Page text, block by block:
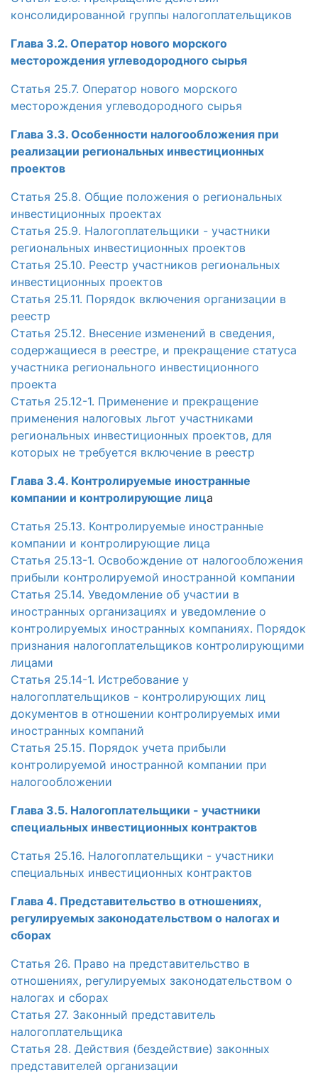
консолидированной группы налогоплательщиков
Глава 3.2. Оператор нового морского
месторождения углеводородного сырья
Статья 25.7. Оператор нового морского
месторождения углеводородного сырья
Глава 3.3. Особенности налогообложения при
реализации региональных инвестиционных
проектов
Статья 25.8. Общие положения о региональных
инвестиционных проектах
Статья 25.9. Налогоплательщики - участники
региональных инвестиционных проектов
Статья 25.10. Реестр участников региональных
инвестиционных проектов
Статья 25.11. Порядок включения организации в
реестр
Статья 25.12. Внесение изменений в сведения,
содержащиеся в реестре, и прекращение статуса
участника регионального инвестиционного
проекта
Статья 25.12-1. Применение и прекращение
применения налоговых льгот участниками
региональных инвестиционных проектов, для
которых не требуется включение в реестр
Глава 3.4. Контролируемые иностранные
компании и контролирующие лица
Статья 25.13. Контролируемые иностранные
компании и контролирующие лица
Статья 25.13-1. Освобождение от налогообложения
прибыли контролируемой иностранной компании
Статья 25.14. Уведомление об участии в
иностранных организациях и уведомление о
контролируемых иностранных компаниях. Порядок
признания налогоплательщиков контролирующими
лицами
Статья 25.14-1. Истребование у
налогоплательщиков - контролирующих лиц
документов в отношении контролируемых ими
иностранных компаний
Статья 25.15. Порядок учета прибыли
контролируемой иностранной компании при
налогообложении
Глава 3.5. Налогоплательщики - участники
специальных инвестиционных контрактов
Статья 25.16. Налогоплательщики - участники
специальных инвестиционных контрактов
Глава 4. Представительство в отношениях,
регулируемых законодательством о налогах и
сборах
Статья 26. Право на представительство в
отношениях, регулируемых законодательством о
налогах и сборах
Статья 27. Законный представитель
налогоплательщика
Статья 28. Действия (бездействие) законных
представителей организации